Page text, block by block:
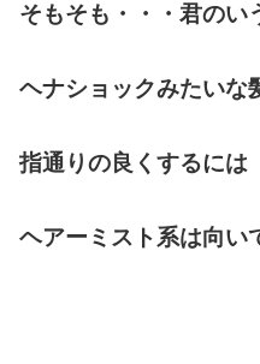
そもそも・・・君のい
ヘナショックみたいな
指通りの良くするには
ヘアーミスト系は向い